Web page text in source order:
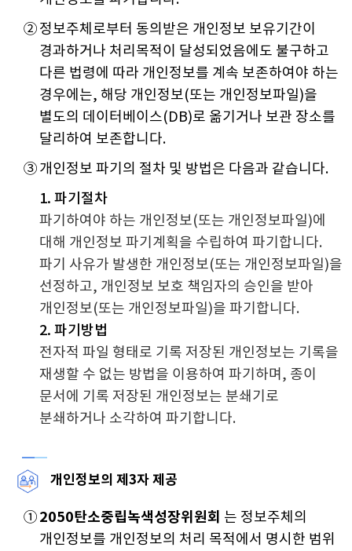
②정보주체로부터 동의받은 개인정보 보유기간이
경과하거나 처리목적이 달성되었음에도 불구하고
다른 법령에 따라 개인정보를 계속 보존하여야 하는
경우에는, 해당 개인정보(또는 개인정보파일)을
별도의 데이터베이스(DB)로 옮기거나 보관 장소를
달리하여 보존합니다.
③개인정보 파기의 절차 및 방법은 다음과 같습니다.
1. 파기절차
파기하여야 하는 개인정보(또는 개인정보파일)에
대해 개인정보 파기계획을 수립하여 파기합니다.
파기 사유가 발생한 개인정보(또는 개인정보파일)을
선정하고, 개인정보 보호 책임자의 승인을 받아
개인정보(또는 개인정보파일)을 파기합니다.
2. 파기방법
전자적 파일 형태로 기록 저장된 개인정보는 기록을
재생할 수 없는 방법을 이용하여 파기하며, 종이
문서에 기록 저장된 개인정보는 분쇄기로
분쇄하거나 소각하여 파기합니다.
개인정보의 제3자 제공
①2050탄소중립녹색성장위원회 는 정보주체의
개인정보를 개인정보의 처리 목적에서 명시한 범위